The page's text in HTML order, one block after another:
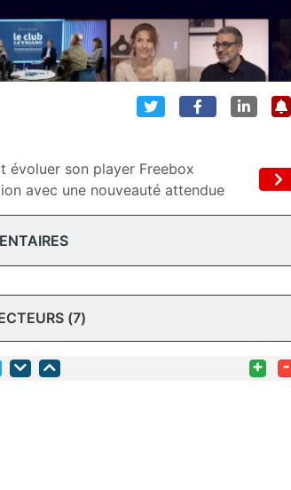
évoluer son player Freebox
avec une nouveauté attendue
(7)
+ -